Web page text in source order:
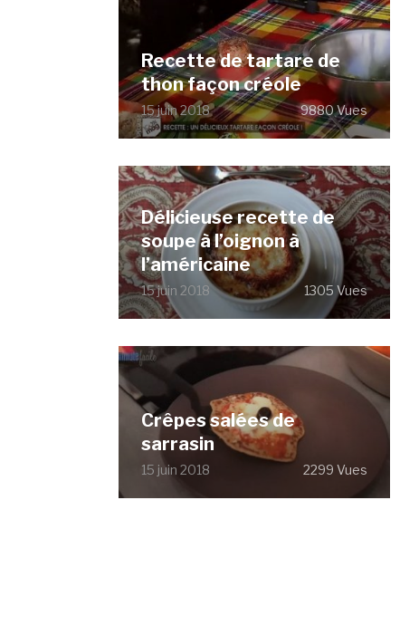
Recette de tartare de
thon façon créole
15 juin 2018 9880 Vues
Délicieuse recette de
soupe à l’oignon à
l’américaine
15 juin 2018 1305 Vues
Crêpes salées de
sarrasin
15 juin 2018 2299 Vues